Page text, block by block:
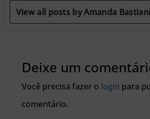
View all posts by Amanda Bastiani
Deixe um
Você precisa fazer o login para
comentário.